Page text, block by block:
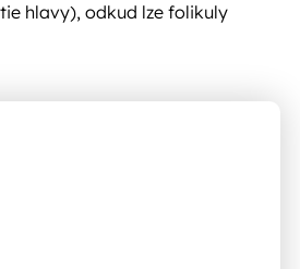
hlavy), odkud lze folikuly